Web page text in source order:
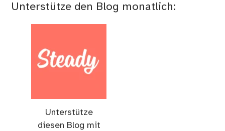
Unterstütze den Blog monatlich:
Unterstütze
diesen Blog mit